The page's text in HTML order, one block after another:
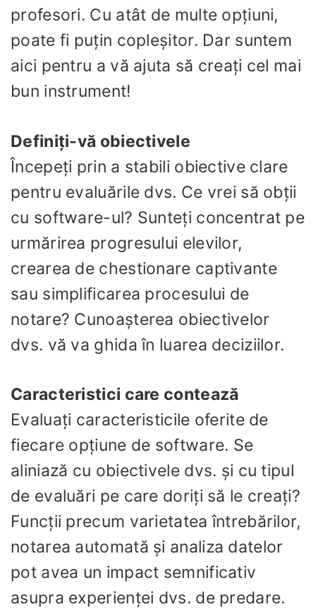
profesori. Cu atât de multe opțiuni,
poate fi puțin copleșitor. Dar suntem
aici pentru a vă ajuta să creați cel mai
bun instrument!
Definiți-vă obiectivele
Începeți prin a stabili obiective clare
pentru evaluările dvs. Ce vrei să obții
cu software-ul? Sunteți concentrat pe
urmărirea progresului elevilor,
crearea de chestionare captivante
sau simplificarea procesului de
notare? Cunoașterea obiectivelor
dvs. vă va ghida în luarea deciziilor.
Caracteristici care contează
Evaluați caracteristicile oferite de
fiecare opțiune de software. Se
aliniază cu obiectivele dvs. și cu tipul
de evaluări pe care doriți să le creați?
Funcții precum varietatea întrebărilor,
notarea automată și analiza datelor
pot avea un impact semnificativ
asupra experienței dvs. de predare.